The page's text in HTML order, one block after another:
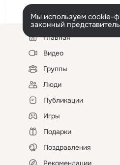
Мы используем cookie-
законный
Левая
колонкаГлавная
Видео
Группы
Люди
Публикации
Игры
Подарки
Поздравления
Рекомендации